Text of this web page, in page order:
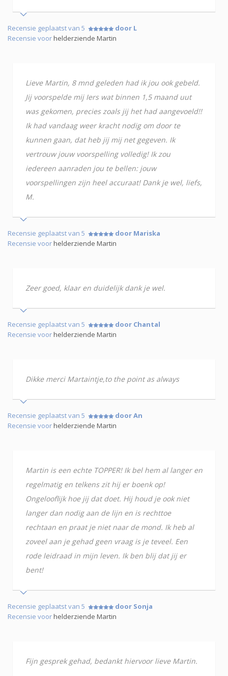
Recensie geplaatst van 5
door L
Recensie voorhelderziende Martin
Lieve Martin, 8 mnd geleden had ik jou ook gebeld.
Jij voorspelde mij Iers wat binnen 1,5 maand uut
was gekomen, precies zoals jij het had aangevoeld!!
Ik had vandaag weer kracht nodig om door te
kunnen gaan, dat heb jij mij net gegeven. Ik
vertrouw jouw voorspelling volledig! Ik zou
iedereen aanraden jou te bellen: jouw
voorspellingen zijn heel accuraat! Dank je wel, liefs,
M.
Recensie geplaatst van 5
door Mariska
Recensie voorhelderziende Martin
Zeer goed, klaar en duidelijk dank je wel.
Recensie geplaatst van 5
door Chantal
Recensie voorhelderziende Martin
Dikke merci Martaintje,to the point as always
Recensie geplaatst van 5
door An
Recensie voorhelderziende Martin
Martin is een echte TOPPER! Ik bel hem al langer en
regelmatig en telkens zit hij er boenk op!
Ongelooflijk hoe jij dat doet. Hij houd je ook niet
langer dan nodig aan de lijn en is rechttoe
rechtaan en praat je niet naar de mond. Ik heb al
zoveel aan je gehad geen vraag is je teveel. Een
rode leidraad in mijn leven. Ik ben blij dat jij er
bent!
Recensie geplaatst van 5
door Sonja
Recensie voorhelderziende Martin
Fijn gesprek gehad, bedankt hiervoor lieve Martin.